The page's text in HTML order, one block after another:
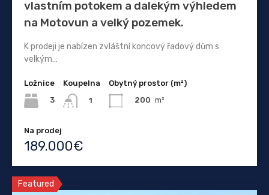
vlastním potokem a dalekým výhledem
na Motovun a velký pozemek.
K prodeji je nabízen zvláštní koncový řadový dům s
velkým…
Ložnice
3
Koupelna
1
Obytný prostor (m²)
200 m²
Na prodej
189.000€
Featured